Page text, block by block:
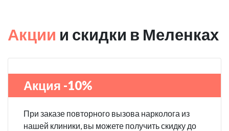
Акции и скидки в Меленках
Акция -10%
При заказе повторного вызова нарколога из
нашей клиники, вы можете получить скидку до